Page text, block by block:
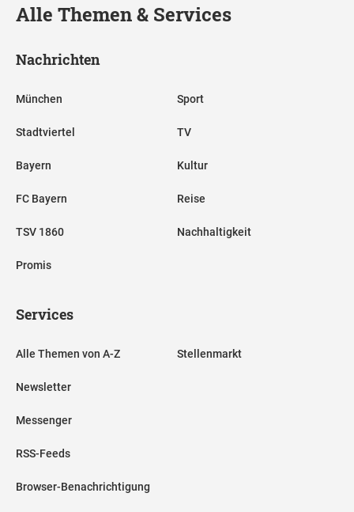
Alle Themen & Services
Nachrichten
München
Stadtviertel
Bayern
FC Bayern
TSV 1860
Promis
Sport
TV
Kultur
Reise
Nachhaltigkeit
Services
Alle Themen von A-Z
Newsletter
Messenger
RSS-Feeds
Browser-Benachrichtigung
Stellenmarkt